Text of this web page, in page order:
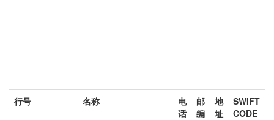
行号 名称
电
话
邮
编
地
址
SWIFT
CODE